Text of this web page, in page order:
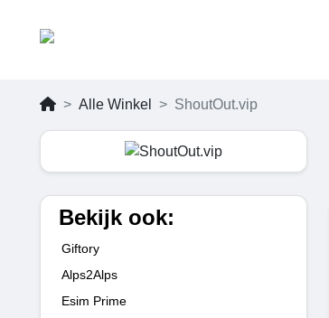
Alle Winkel ShoutOut.vip
Bekijk ook:
Giftory
Alps2Alps
Esim Prime